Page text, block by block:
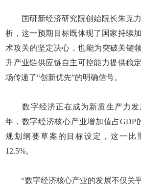
国研新经济研究院创始院长朱克力
析，这一预期目标既体现了国家持续
术攻关的坚定决心，也能为突破关键
升产业链供应链自主可控能力提供稳
场传递了“创新优先”的明确信号。
数字经济正在成为新质生产力发
年，数字经济核心产业增加值占GDP
规划纲要草案的目标设定，这一比
12.5%。
“数字经济核心产业的发展不仅关